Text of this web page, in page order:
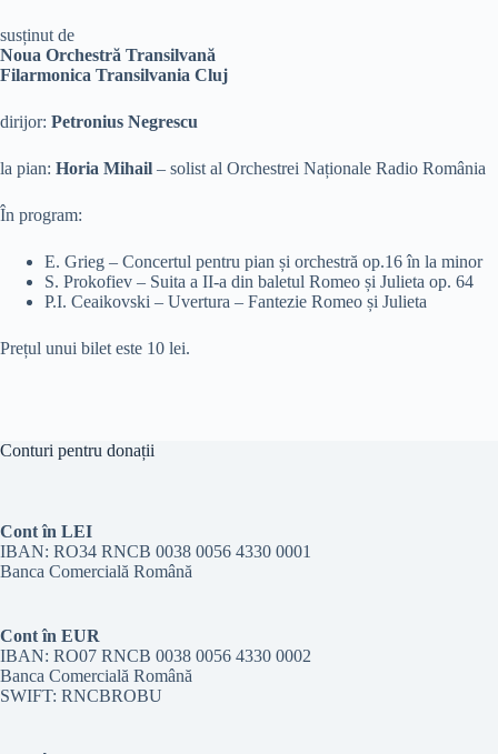
susținut de
Noua Orchestră Transilvană
Filarmonica Transilvania Cluj
dirijor: Petronius Negrescu
la pian: Horia Mihail – solist al Orchestrei Naționale Radio România
În program:
E. Grieg – Concertul pentru pian și orchestră op.16 în la minor
S. Prokofiev – Suita a II-a din baletul Romeo și Julieta op. 64
P.I. Ceaikovski – Uvertura – Fantezie Romeo și Julieta
Prețul unui bilet este 10 lei.
Conturi pentru donații
Cont în LEI
IBAN: RO34 RNCB 0038 0056 4330 0001
Banca Comercială Română
Cont în EUR
IBAN: RO07 RNCB 0038 0056 4330 0002
Banca Comercială Română
SWIFT: RNCBROBU